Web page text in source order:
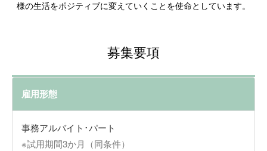
様の生活をポジティブに変えていくことを使命としています。
募集要項
雇用形態
事務アルバイト･パート
※試用期間3か月（同条件）